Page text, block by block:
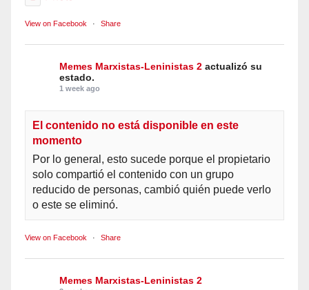
View on Facebook · Share
Memes Marxistas-Leninistas 2 actualizó su
estado.
1 week ago
El contenido no está disponible en este
momento
Por lo general, esto sucede porque el propietario
solo compartió el contenido con un grupo
reducido de personas, cambió quién puede verlo
o este se eliminó.
View on Facebook · Share
Memes Marxistas-Leninistas 2